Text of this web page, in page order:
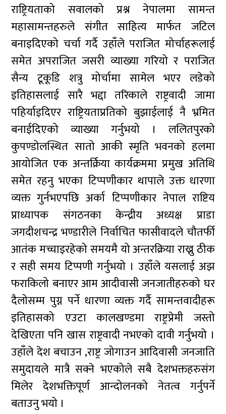
राष्ट्रियताको सवालको प्रश्न नेपालमा सामन्त
महासामन्तहरुले संगीत साहित्य मार्फत जटिल
बनाइदिएको चर्चा गर्दै उहाँले पराजित मोर्चाहरूलाई
समेत अपराजित जसरी व्याख्या गरियो र पराजित
सैन्य टूकूडि शत्रु मोर्चामा सामेल भएर लडेको
इतिहासलाई सारै भद्दा तरिकाले राष्ट्रवादी जामा
पहिर्याइदिएर राष्ट्रियताप्रतिको बुझाईलाई नै भ्रमित
बनाईदिएको व्याख्या गर्नुभयो । ललितपुरको
कुपण्डोलस्थित सातो आकी स्मृति भवनको हलमा
आयोजित एक अन्तर्क्रिया कार्यक्रममा प्रमुख अतिथि
समेत रहनु भएका टिप्पणीकार थापाले उक्त धारणा
व्यक्त गुर्नभएपछि अर्का टिप्पणीकार नेपाल राष्टिय
प्राध्यापक संगठनका केन्द्रीय अध्यक्ष प्राडा
जगदीशचन्द्र भण्डारीले निर्वाचित फासीवादले चौतर्फी
आतंक मच्चाइरहेको समयमै यो अन्तरक्रिया राख्नु ठीक
र सही समय टिप्पणी गर्नुभयो । उहाँले यसलाई अझ
फराकिलो बनाएर आम आदीवासी जनजातीहरुको घर
दैलोसम्म पुग्न पर्ने धारणा व्यक्त गर्दै सामन्तवादीहरू
इतिहासको एउटा कालखण्डमा राष्ट्रप्रेमी जस्तो
देखिएता पनि खास राष्ट्रवादी नभएको दावी गर्नुभयो ।
उहाँले देश बचाउन ,राष्ट्र जोगाउन आदिवासी जनजाति
समुदायले मात्रै सक्ने भएकोले सबै देशभक्तहरुसंग
मिलेर देशभक्तिपूर्ण आन्दोलनको नेतत्व गर्नुपर्ने
बताउनु भयो ।